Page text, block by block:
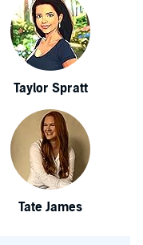
Taylor Spratt
Tate James